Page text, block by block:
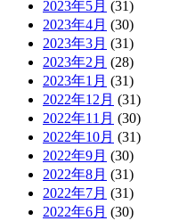
2023年5月 (31)
2023年4月 (30)
2023年3月 (31)
2023年2月 (28)
2023年1月 (31)
2022年12月 (31)
2022年11月 (30)
2022年10月 (31)
2022年9月 (30)
2022年8月 (31)
2022年7月 (31)
2022年6月 (30)